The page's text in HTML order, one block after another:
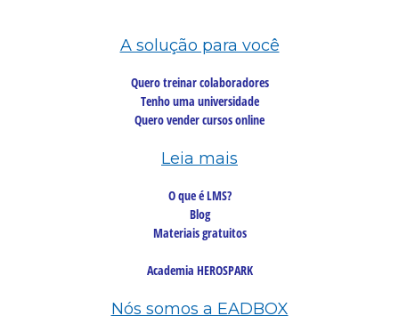
A solução para você
Quero treinar colaboradores
Tenho uma universidade
Quero vender cursos online
Leia mais
O que é LMS?
Blog
Materiais gratuitos
Academia HEROSPARK
Nós somos a EADBOX